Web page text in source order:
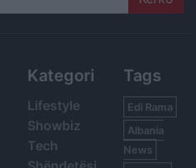
Kategori
Lifestyle
Showbiz
Tech
Tags
Edi Rama
Albania
News